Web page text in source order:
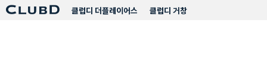
클럽디 거창
클럽디 더플레이어스